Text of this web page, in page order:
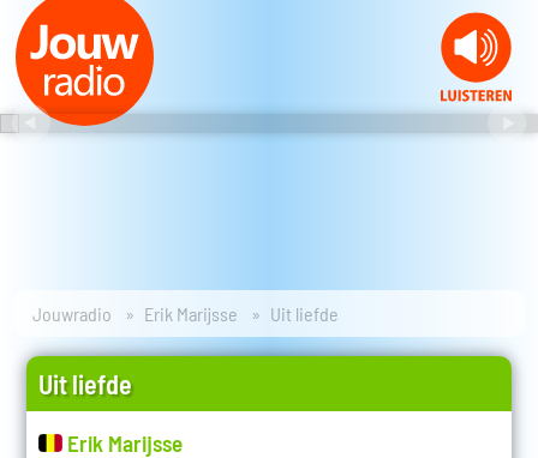
Jouwradio Erik Marijsse Uit liefde
Uit liefde
Erik Marijsse